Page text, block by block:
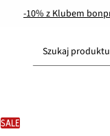
-10% z Klubem
Szukaj produktu
SALE